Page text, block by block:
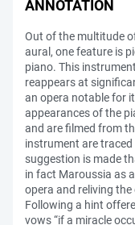
ANNOTATION
Out of the multitude
aural, one feature is
piano. This
reappears at
an opera notable for
appearances of the
and are filmed from
instrument are
suggestion is made
in fact Maroussia as
opera and reliving
Following a hint
vows “if a miracle